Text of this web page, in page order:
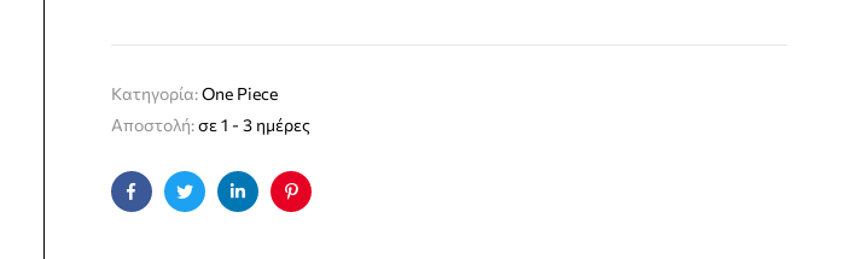
Κατηγορία:One Piece
Αποστολή:σε 1 - 3 ημέρες
FacebookTwitterLinkedinPinterest